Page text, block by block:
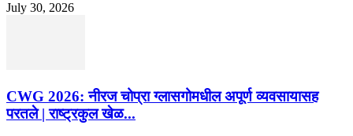
July 30, 2026
CWG 2026: नीरज चोप्रा ग्लासगोमधील अपूर्ण व्यवसायासह
परतले | राष्ट्रकुल खेळ...